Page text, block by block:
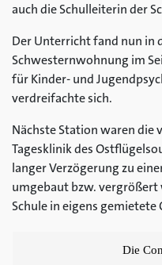
auch die Schulleiterin der
Der Unterricht fand nun in
Schwesternwohnung im
für Kinder- und
verdreifachte sich.
Nächste Station waren die
Tagesklinik des
langer Verzögerung zu
umgebaut bzw. vergrößert
Schule in eigens
Die